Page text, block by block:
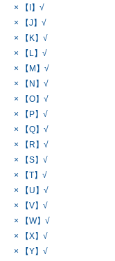
× 【I】√
× 【J】√
× 【K】√
× 【L】√
× 【M】√
× 【N】√
× 【O】√
× 【P】√
× 【Q】√
× 【R】√
× 【S】√
× 【T】√
× 【U】√
× 【V】√
× 【W】√
× 【X】√
× 【Y】√